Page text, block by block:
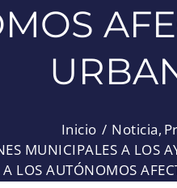
Inicio Noticia
MUNICIPALES A LOS
LOS AUTÓNOMOS